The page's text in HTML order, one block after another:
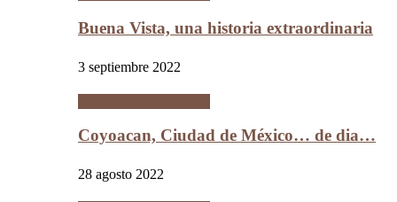
Buena Vista, una historia extraordinaria
3 septiembre 2022
Coyoacan, Ciudad de México… de dia…
28 agosto 2022